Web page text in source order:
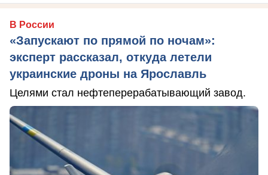
В России
«Запускают по прямой по ночам»:
эксперт рассказал, откуда летели
украинские дроны на Ярославль
Целями стал нефтеперерабатывающий завод.